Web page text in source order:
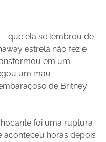
que ela se lembrou de
estrela não fez e
em um
um mau
de Britney
foi uma ruptura
aconteceu horas depois